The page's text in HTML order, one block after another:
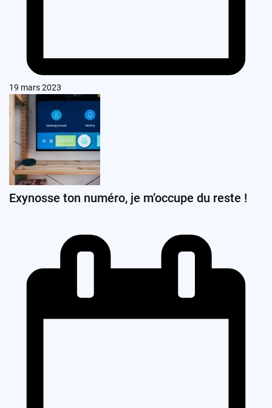
19 mars 2023
Exynosse ton numéro, je m’occupe du reste !